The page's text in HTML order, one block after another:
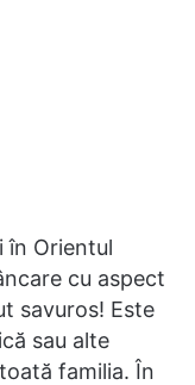
în Orientul
cu aspect
savuros! Este
sau alte
familia. În